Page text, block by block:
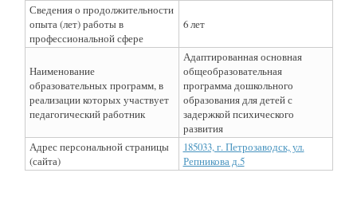
Сведения о продолжительности
опыта (лет) работы в
профессиональной сфере
6 лет
Наименование
образовательных программ, в
реализации которых участвует
педагогический работник
Адаптированная основная
общеобразовательная
программа дошкольного
образования для детей с
задержкой психического
развития
Адрес персональной страницы
(сайта)
185033, г. Петрозаводск, ул.
Репникова д.5